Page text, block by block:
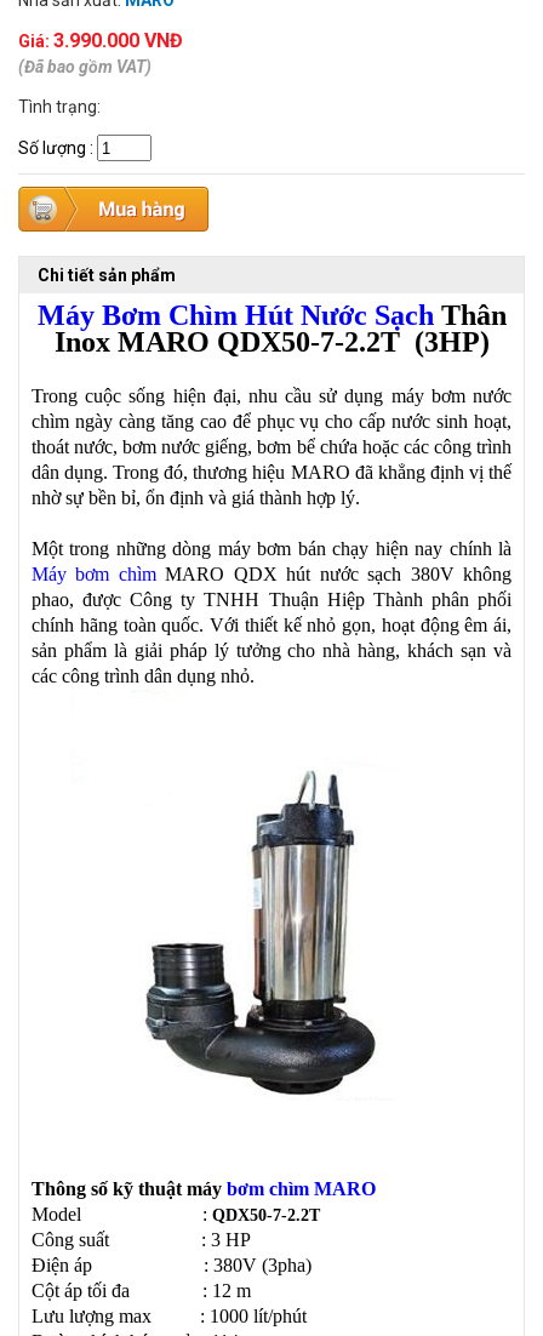
Giá: 3.990.000 VNĐ
(Đã bao gồm VAT)
Tình trạng:
Số lượng :
Chi tiết sản phẩm
Máy Bơm Chìm Hút Nước SạchThân
Inox MARO QDX50-7-2.2T (3HP)
Trong cuộc sống hiện đại, nhu cầu sử dụng máy bơm nước
chìm ngày càng tăng cao để phục vụ cho cấp nước sinh hoạt,
thoát nước, bơm nước giếng, bơm bể chứa hoặc các công trình
dân dụng. Trong đó, thương hiệu MARO đã khẳng định vị thế
nhờ sự bền bỉ, ổn định và giá thành hợp lý.
Một trong những dòng máy bơm bán chạy hiện nay chính là
Máy bơm chìmMARO QDX hút nước sạch 380V không
phao, được Công ty TNHH Thuận Hiệp Thành phân phối
chính hãng toàn quốc. Với thiết kế nhỏ gọn, hoạt động êm ái,
sản phẩm là giải pháp lý tưởng cho nhà hàng, khách sạn và
các công trình dân dụng nhỏ.
Thông số kỹ thuật máy bơm chìm MARO
Model
: QDX50-7-2.2T
Công suất : 3 HP
Điện áp : 380V (3pha)
Cột áp tối đa : 12 m
Lưu lượng max : 1000 lít/phút